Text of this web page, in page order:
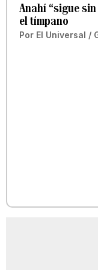
Anahí “sigue
el tímpano
Por El Universal /